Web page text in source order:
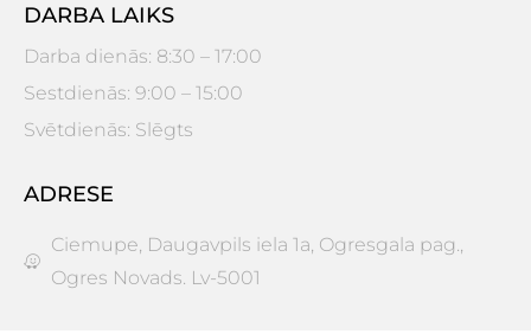
DARBA LAIKS
Darba dienās: 8:30 – 17:00
Sestdienās: 9:00 – 15:00
Svētdienās: Slēgts
ADRESE
Ciemupe, Daugavpils iela 1a, Ogresgala pag.,
Ogres Novads. Lv-5001